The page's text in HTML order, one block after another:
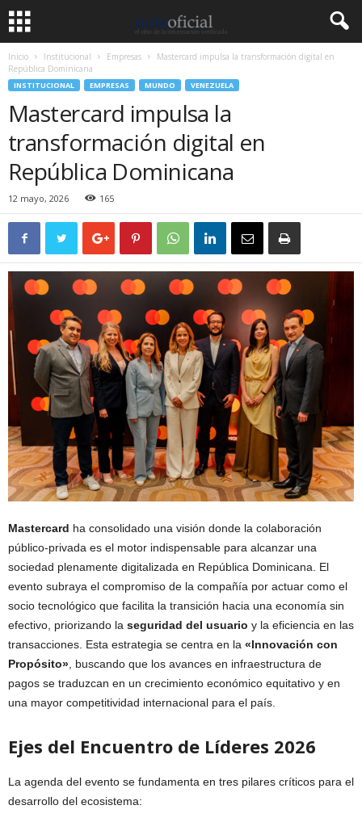
Inicio Institucional Empresas
Mastercard impulsa la transformación digital en
República Dominicana
INSTITUCIONAL EMPRESAS MUNDO VENEZUELA
Mastercard impulsa la
transformación digital en
República Dominicana
12 mayo, 2026 165
Mastercard ha consolidado una visión donde la colaboración
público-privada es el motor indispensable para alcanzar una
sociedad plenamente digitalizada en República Dominicana. El
evento subraya el compromiso de la compañía por actuar como el
socio tecnológico que facilita la transición hacia una economía sin
efectivo, priorizando la seguridad del usuario y la eficiencia en las
transacciones. Esta estrategia se centra en la «Innovación con
Propósito», buscando que los avances en infraestructura de
pagos se traduzcan en un crecimiento económico equitativo y en
una mayor competitividad internacional para el país.
Ejes del Encuentro de Líderes 2026
La agenda del evento se fundamenta en tres pilares críticos para el
desarrollo del ecosistema: